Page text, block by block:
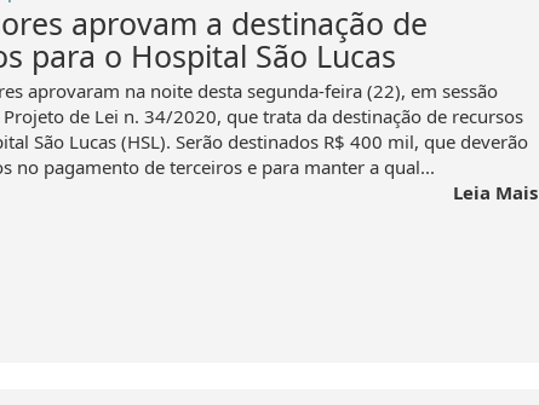
aprovam a destinação de
para o Hospital São Lucas
aprovaram na noite desta segunda-feira (22), em sessão
de Lei n. 34/2020, que trata da destinação de recursos
São Lucas (HSL). Serão destinados R$ 400 mil, que deverão
no pagamento de terceiros e para manter a qual...
Leia Mais